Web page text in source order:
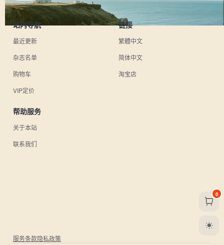
站内导航
最近更新
杂志名单
购物车
VIP定价
链接
繁體中文
简体中文
淘宝店
帮助服务
关于本站
联系我们
服务条款隐私政策
0